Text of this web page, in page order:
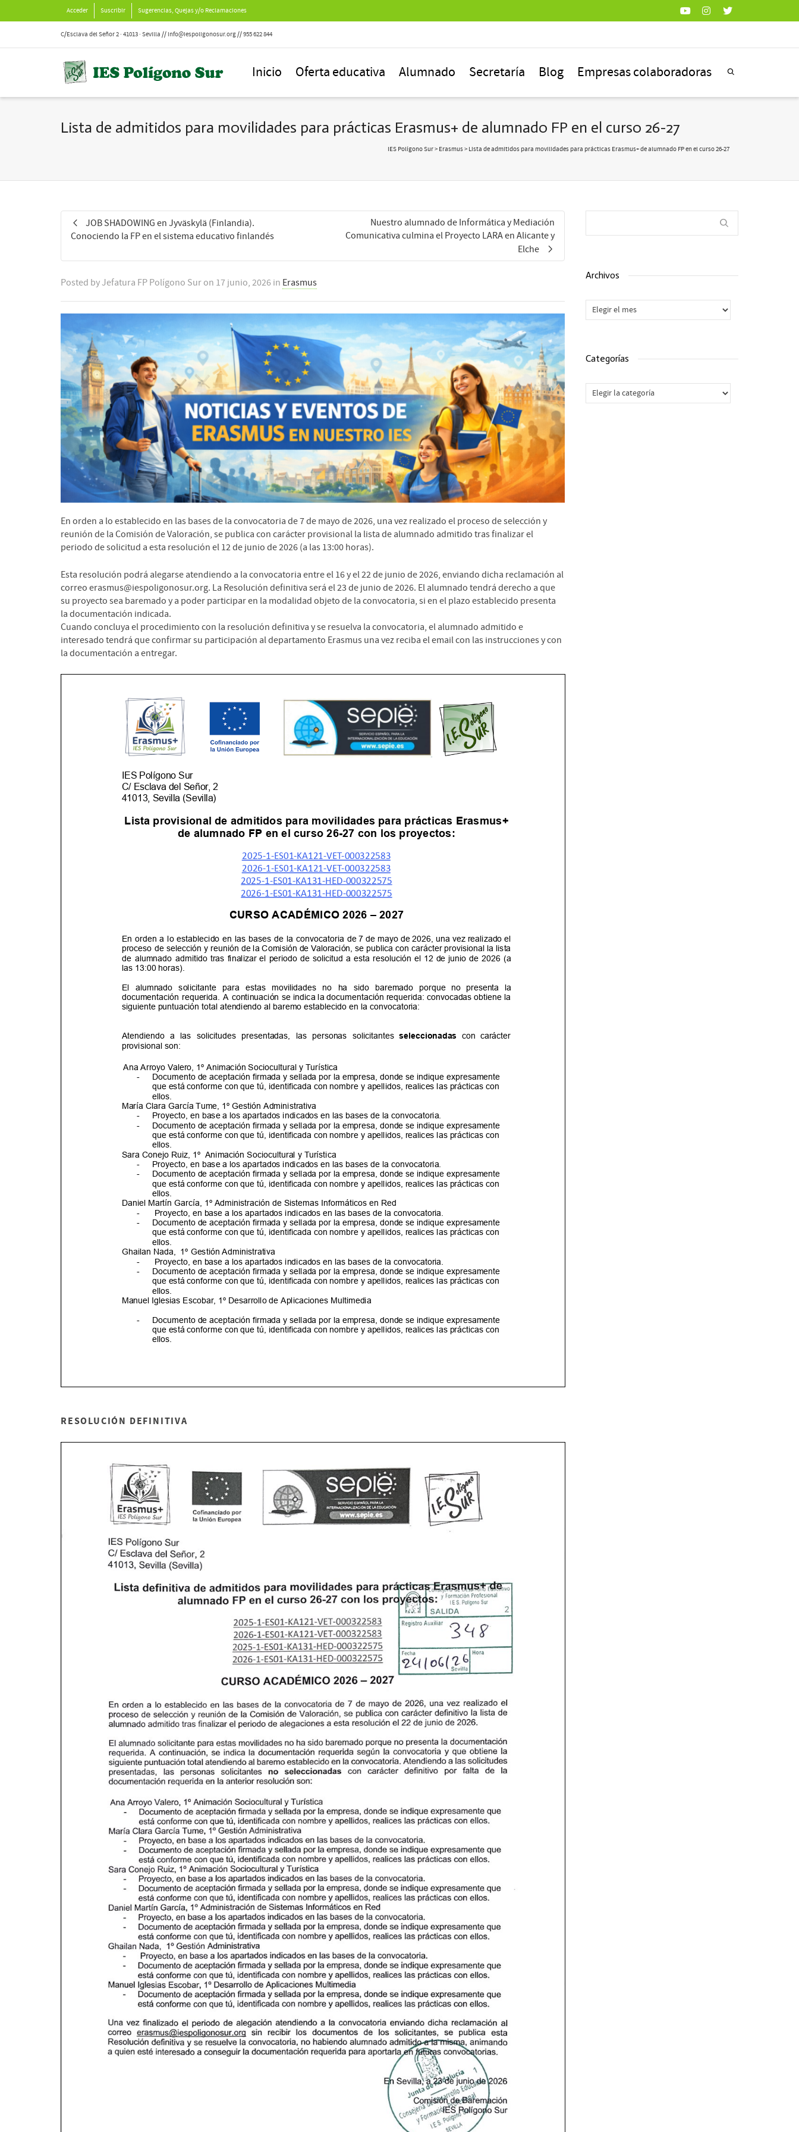
Acceder Suscribir Sugerencias, Quejas y/o Reclamaciones
C/Esclava del Señor 2 · 41013 · Sevilla // info@iespoligonosur.org // 955 622 844
Inicio Oferta educativa Alumnado Secretaría Blog Empresas colaboradoras
Lista de admitidos para movilidades para prácticas Erasmus+ de alumnado FP en el curso 26-27
IES Polígono Sur> Erasmus> Lista de admitidos para movilidades para prácticas Erasmus+ de alumnado FP en el curso 26-27
JOB SHADOWING en Jyväskylä (Finlandia).
Conociendo la FP en el sistema educativo finlandés
Nuestro alumnado de Informática y Mediación
Comunicativa culmina el Proyecto LARA en Alicante y
Elche
Posted byJefatura FP Polígono Sur on 17 junio, 2026 in Erasmus
En orden a lo establecido en las bases de la convocatoria de 7 de mayo de 2026, una vez realizado el proceso de selección y
reunión de la Comisión de Valoración, se publica con carácter provisional la lista de alumnado admitido tras finalizar el
periodo de solicitud a esta resolución el 12 de junio de 2026 (a las 13:00 horas).
Esta resolución podrá alegarse atendiendo a la convocatoria entre el 16 y el 22 de junio de 2026, enviando dicha reclamación al
correo erasmus@iespoligonosur.org. La Resolución definitiva será el 23 de junio de 2026. El alumnado tendrá derecho a que
su proyecto sea baremado y a poder participar en la modalidad objeto de la convocatoria, si en el plazo establecido presenta
la documentación indicada.
Cuando concluya el procedimiento con la resolución definitiva y se resuelva la convocatoria, el alumnado admitido e
interesado tendrá que confirmar su participación al departamento Erasmus una vez reciba el email con las instrucciones y con
la documentación a entregar.
RESOLUCIÓN DEFINITIVA
Archivos
Archivos
Categorías
Categorías